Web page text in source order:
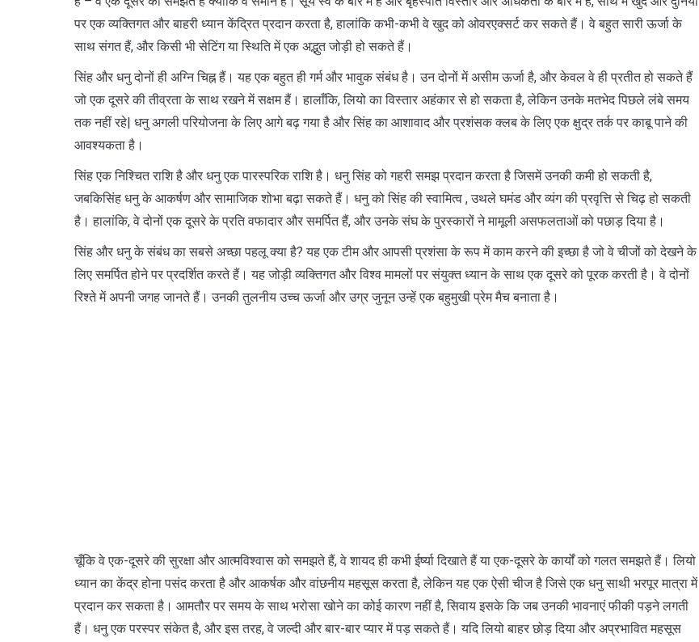
पर एक व्यक्तिगत और बाहरी ध्यान केंद्रित प्रदान करता है, हालांकि कभी-कभी वे खुद को ओवरएक्सर्ट कर सकते हैं। वे बहुत सारी ऊर्जा के
साथ संगत हैं, और किसी भी सेटिंग या स्थिति में एक अद्भुत जोड़ी हो सकते हैं।
सिंह और धनु दोनों ही अग्नि चिह्न हैं। यह एक बहुत ही गर्म और भावुक संबंध है। उन दोनों में असीम ऊर्जा है, और केवल वे ही प्रतीत हो सकते हैं
जो एक दूसरे की तीव्रता के साथ रखने में सक्षम हैं। हालाँकि, लियो का विस्तार अहंकार से हो सकता है, लेकिन उनके मतभेद पिछले लंबे समय
तक नहीं रहे| धनु अगली परियोजना के लिए आगे बढ़ गया है और सिंह का आशावाद और प्रशंसक क्लब के लिए एक क्षुद्र तर्क पर काबू पाने की
आवश्यकता है।
सिंह एक निश्चित राशि है और धनु एक पारस्परिक राशि है। धनु सिंह को गहरी समझ प्रदान करता है जिसमें उनकी कमी हो सकती है,
जबकिसिंह धनु के आकर्षण और सामाजिक शोभा बढ़ा सकते हैं। धनु को सिंह की स्वामित्व , उथले घमंड और व्यंग की प्रवृत्ति से चिढ़ हो सकती
है। हालांकि, वे दोनों एक दूसरे के प्रति वफादार और समर्पित हैं, और उनके संघ के पुरस्कारों ने मामूली असफलताओं को पछाड़ दिया है।
सिंह और धनु के संबंध का सबसे अच्छा पहलू क्या है? यह एक टीम और आपसी प्रशंसा के रूप में काम करने की इच्छा है जो वे चीजों को देखने के
लिए समर्पित होने पर प्रदर्शित करते हैं। यह जोड़ी व्यक्तिगत और विश्व मामलों पर संयुक्त ध्यान के साथ एक दूसरे को पूरक करती है। वे दोनों
रिश्ते में अपनी जगह जानते हैं। उनकी तुलनीय उच्च ऊर्जा और उग्र जुनून उन्हें एक बहुमुखी प्रेम मैच बनाता है।
चूँकि वे एक-दूसरे की सुरक्षा और आत्मविश्वास को समझते हैं, वे शायद ही कभी ईर्ष्या दिखाते हैं या एक-दूसरे के कार्यों को गलत समझते हैं। लियो
ध्यान का केंद्र होना पसंद करता है और आकर्षक और वांछनीय महसूस करता है, लेकिन यह एक ऐसी चीज है जिसे एक धनु साथी भरपूर मात्रा में
प्रदान कर सकता है। आमतौर पर समय के साथ भरोसा खोने का कोई कारण नहीं है, सिवाय इसके कि जब उनकी भावनाएं फीकी पड़ने लगती
हैं। धनु एक परस्पर संकेत है, और इस तरह, वे जल्दी और बार-बार प्यार में पड़ सकते हैं। यदि लियो बाहर छोड़ दिया और अप्रभावित महसूस